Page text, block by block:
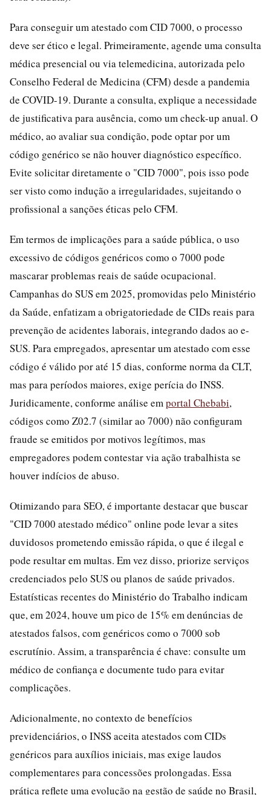
Para conseguir um atestado com CID 7000, o processo
deve ser ético e legal. Primeiramente, agende uma consulta
médica presencial ou via telemedicina, autorizada pelo
Conselho Federal de Medicina (CFM) desde a pandemia
de COVID-19. Durante a consulta, explique a necessidade
de justificativa para ausência, como um check-up anual. O
médico, ao avaliar sua condição, pode optar por um
código genérico se não houver diagnóstico específico.
Evite solicitar diretamente o "CID 7000", pois isso pode
ser visto como indução a irregularidades, sujeitando o
profissional a sanções éticas pelo CFM.
Em termos de implicações para a saúde pública, o uso
excessivo de códigos genéricos como o 7000 pode
mascarar problemas reais de saúde ocupacional.
Campanhas do SUS em 2025, promovidas pelo Ministério
da Saúde, enfatizam a obrigatoriedade de CIDs reais para
prevenção de acidentes laborais, integrando dados ao e-
SUS. Para empregados, apresentar um atestado com esse
código é válido por até 15 dias, conforme norma da CLT,
mas para períodos maiores, exige perícia do INSS.
Juridicamente, conforme análise emportal Chebabi,
códigos como Z02.7 (similar ao 7000) não configuram
fraude se emitidos por motivos legítimos, mas
empregadores podem contestar via ação trabalhista se
houver indícios de abuso.
Otimizando para SEO, é importante destacar que buscar
"CID 7000 atestado médico" online pode levar a sites
duvidosos prometendo emissão rápida, o que é ilegal e
pode resultar em multas. Em vez disso, priorize serviços
credenciados pelo SUS ou planos de saúde privados.
Estatísticas recentes do Ministério do Trabalho indicam
que, em 2024, houve um pico de 15% em denúncias de
atestados falsos, com genéricos como o 7000 sob
escrutínio. Assim, a transparência é chave: consulte um
médico de confiança e documente tudo para evitar
complicações.
Adicionalmente, no contexto de benefícios
previdenciários, o INSS aceita atestados com CIDs
genéricos para auxílios iniciais, mas exige laudos
complementares para concessões prolongadas. Essa
prática reflete uma evolução na gestão de saúde no Brasil,